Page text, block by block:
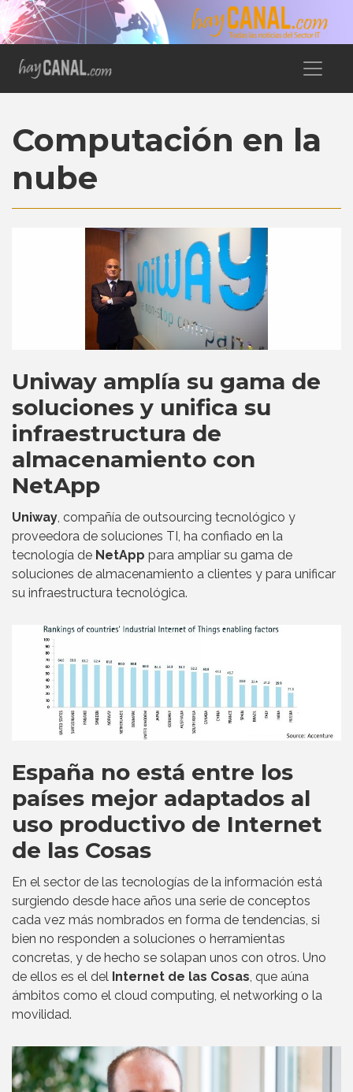
Computación en la
nube
Uniway amplía su gama de
soluciones y unifica su
infraestructura de
almacenamiento con
NetApp
Uniway, compañía de outsourcing tecnológico y
proveedora de soluciones TI, ha confiado en la
tecnología de NetApp para ampliar su gama de
soluciones de almacenamiento a clientes y para unificar
su infraestructura tecnológica.
España no está entre los
países mejor adaptados al
uso productivo de Internet
de las Cosas
En el sector de las tecnologías de la información está
surgiendo desde hace años una serie de conceptos
cada vez más nombrados en forma de tendencias, si
bien no responden a soluciones o herramientas
concretas, y de hecho se solapan unos con otros. Uno
de ellos es el del Internet de las Cosas, que aúna
ámbitos como el cloud computing, el networking o la
movilidad.